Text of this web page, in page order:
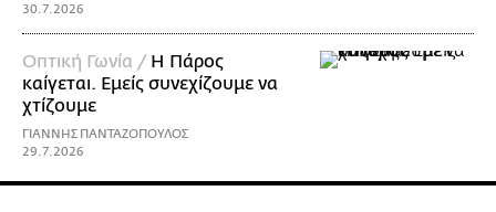
30.7.2026
Οπτική Γωνία / Η Πάρος
καίγεται. Εμείς συνεχίζουμε να
χτίζουμε
ΓΙΑΝΝΗΣ ΠΑΝΤΑΖΟΠΟΥΛΟΣ
29.7.2026